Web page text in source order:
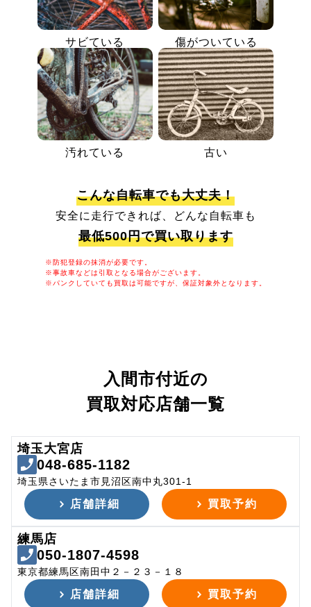
サビている 傷がついている
汚れている 古い
こんな自転車でも大丈夫！
安全に走行できれば、どんな自転車も
最低500円で買い取ります
※防犯登録の抹消が必要です。
※事故車などは引取となる場合がございます。
※パンクしていても買取は可能ですが、保証対象外となります。
入間市付近の
買取対応店舗一覧
埼玉大宮店
048-685-1182
埼玉県さいたま市見沼区南中丸301-1
店舗詳細 買取予約
練馬店
050-1807-4598
東京都練馬区南田中２－２３－１８
店舗詳細 買取予約